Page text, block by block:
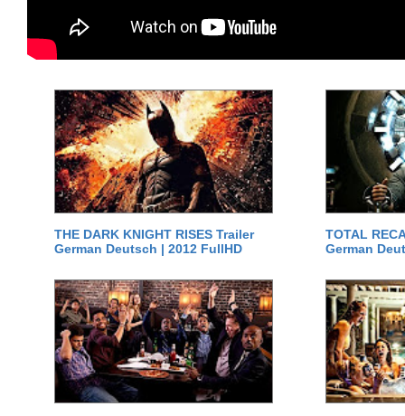
THE DARK KNIGHT RISES Trailer
German Deutsch | 2012 FullHD
TOTAL
German